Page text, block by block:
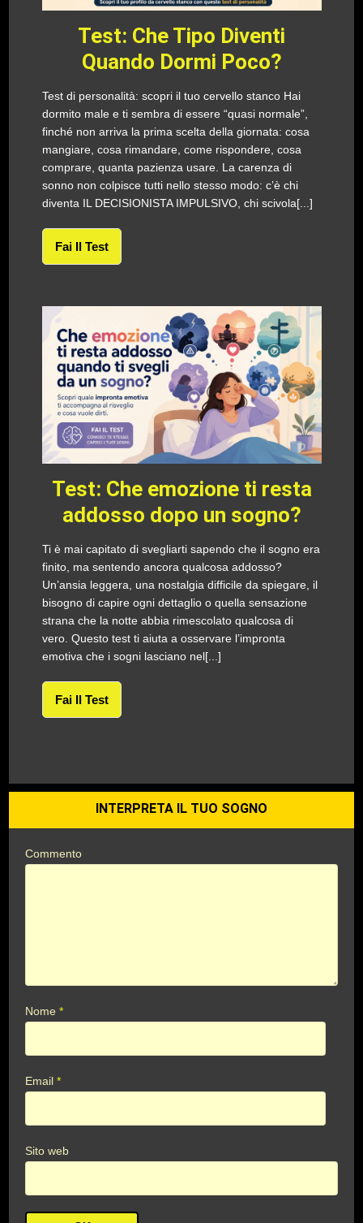
Test: Che Tipo Diventi
Quando Dormi Poco?
Test di personalità: scopri il tuo cervello stanco Hai
dormito male e ti sembra di essere “quasi normale”,
finché non arriva la prima scelta della giornata: cosa
mangiare, cosa rimandare, come rispondere, cosa
comprare, quanta pazienza usare. La carenza di
sonno non colpisce tutti nello stesso modo: c’è chi
diventa IL DECISIONISTA IMPULSIVO, chi scivola[...]
Fai Il Test
Test: Che emozione ti resta
addosso dopo un sogno?
Ti è mai capitato di svegliarti sapendo che il sogno era
finito, ma sentendo ancora qualcosa addosso?
Un’ansia leggera, una nostalgia difficile da spiegare, il
bisogno di capire ogni dettaglio o quella sensazione
strana che la notte abbia rimescolato qualcosa di
vero. Questo test ti aiuta a osservare l’impronta
emotiva che i sogni lasciano nel[...]
Fai Il Test
INTERPRETA IL TUO SOGNO
Commento
Nome*
Email*
Sito web